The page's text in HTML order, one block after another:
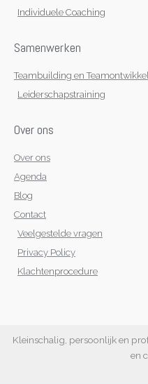
Individuele Coaching
Samenwerken
Teambuilding en
Leiderschapstraining
Over ons
Over ons
Agenda
Blog
Contact
Veelgestelde vragen
Privacy Policy
Klachtenprocedure
Kleinschalig, persoonlijk en
en